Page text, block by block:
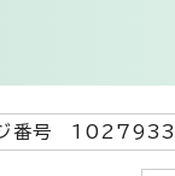
ジ番号 1027933